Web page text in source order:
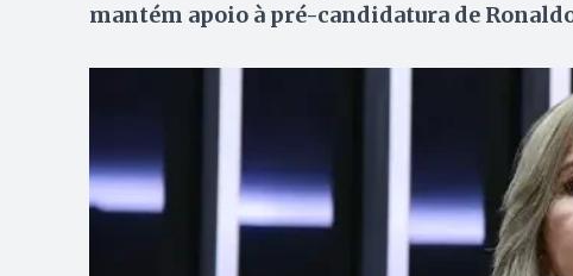
mantém apoio à pré-candidatura de